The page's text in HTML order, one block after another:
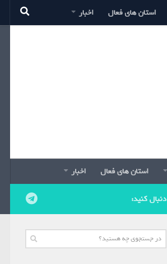
استان های فعال اخبار
استان های فعال اخبار
دنبال کنید: